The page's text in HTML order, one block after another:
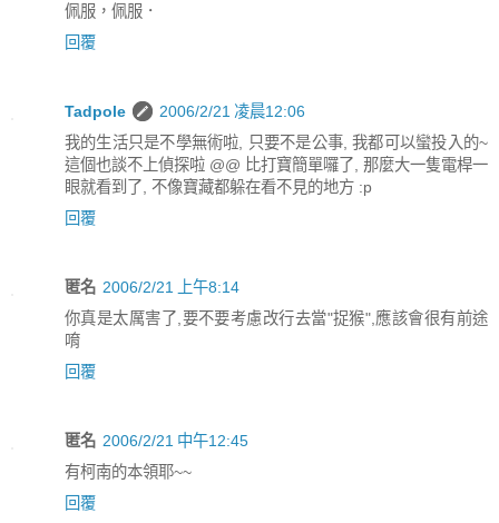
佩服，佩服．
回覆
Tadpole
2006/2/21 凌晨12:06
我的生活只是不學無術啦, 只要不是公事, 我都可以蠻投入的~
這個也談不上偵探啦 @@ 比打寶簡單囉了, 那麼大一隻電桿一
眼就看到了, 不像寶藏都躲在看不見的地方 :p
回覆
匿名 2006/2/21 上午8:14
你真是太厲害了,要不要考慮改行去當"捉猴",應該會很有前途
唷
回覆
匿名 2006/2/21 中午12:45
有柯南的本領耶~~
回覆